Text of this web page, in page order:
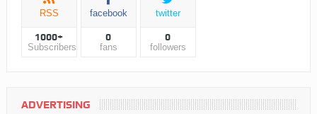
RSS
1000+
Subscribers
facebook
0
fans
twitter
0
followers
ADVERTISING